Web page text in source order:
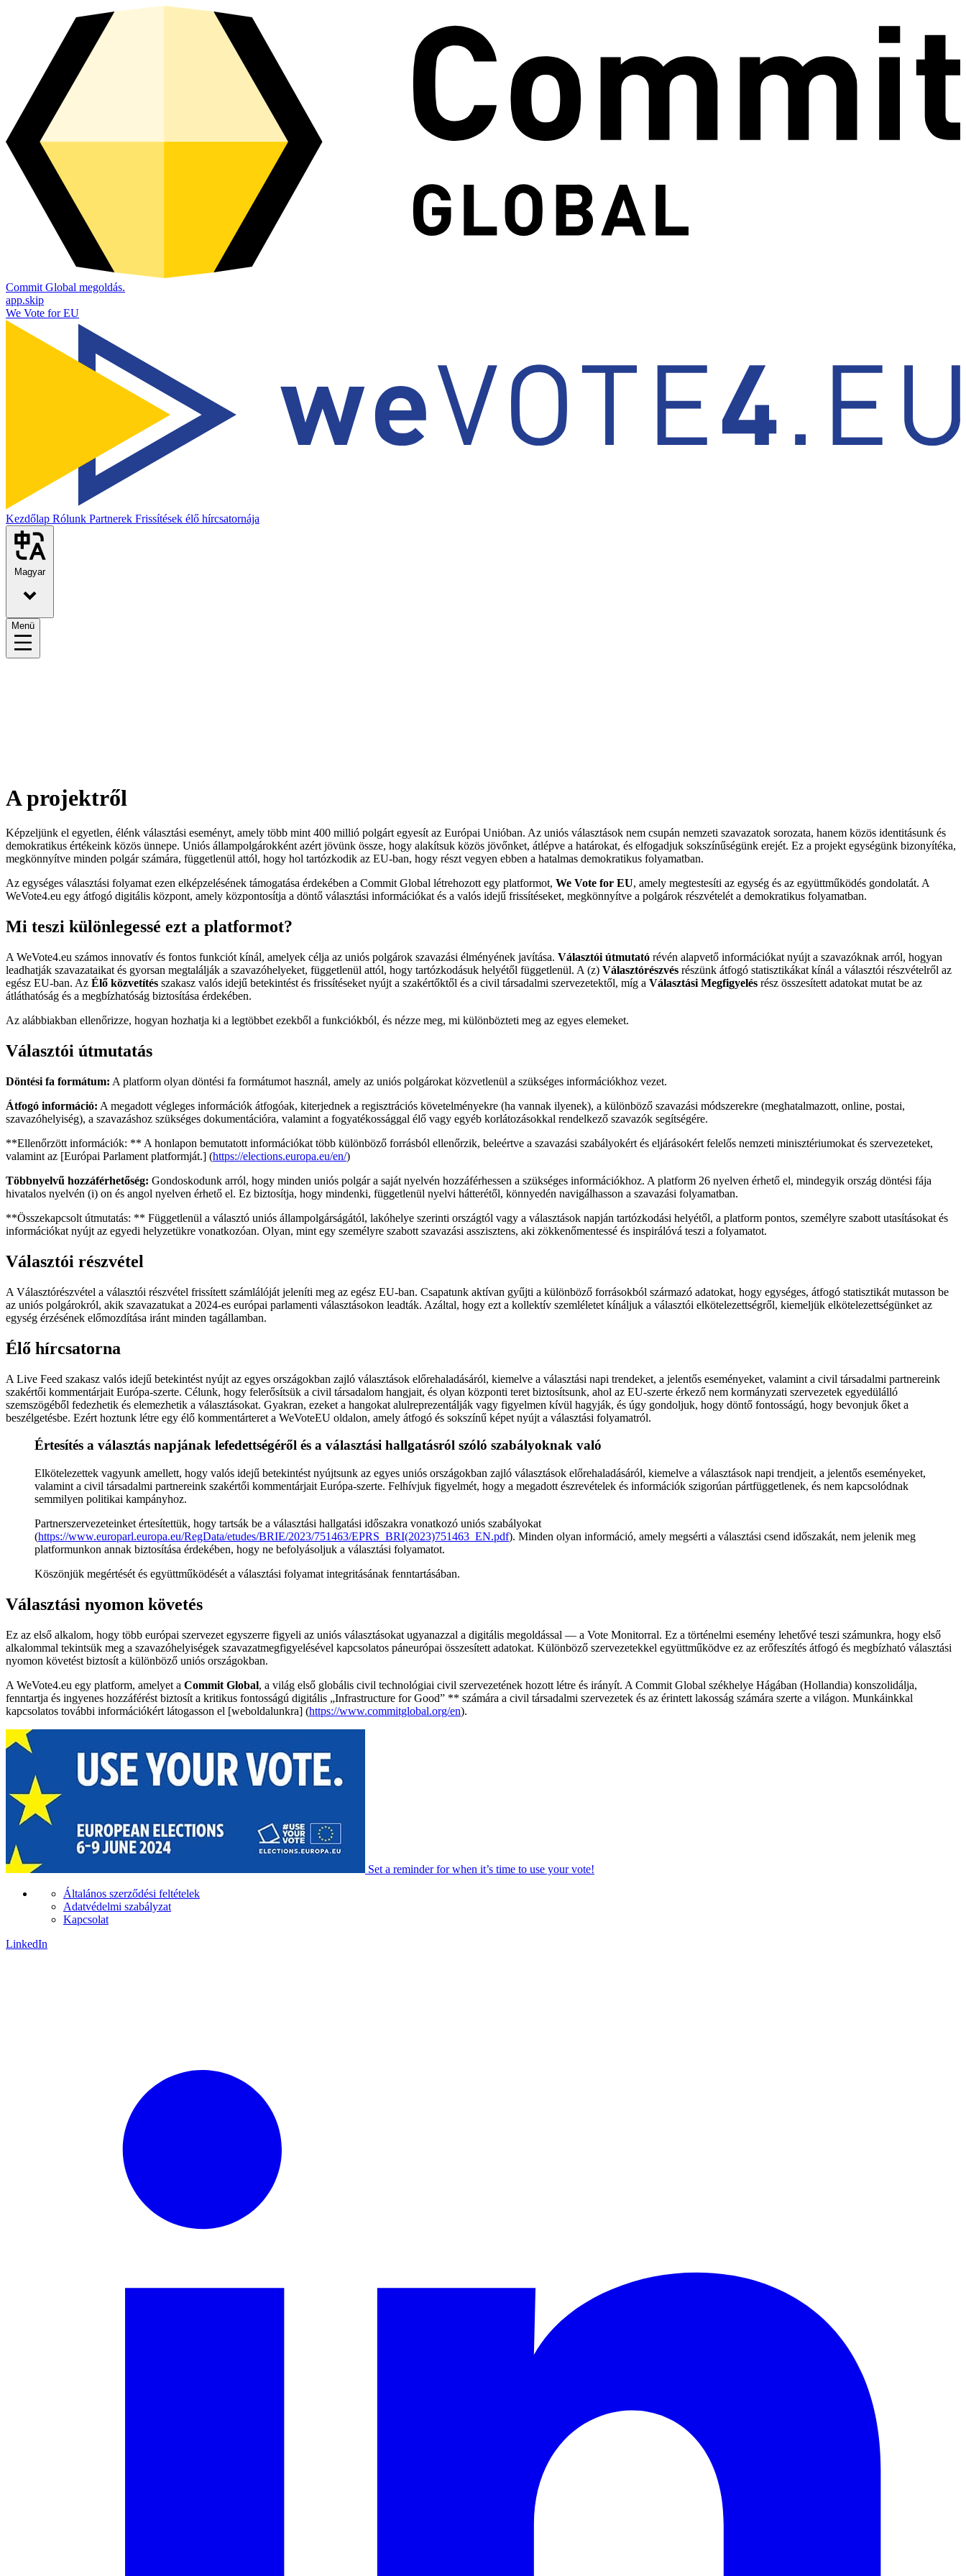
Commit Global megoldás.
app.skip
We Vote for EU
Kezdőlap Rólunk Partnerek Frissítések élő hírcsatornája
Magyar
Menü
A projektről
Képzeljünk el egyetlen, élénk választási eseményt, amely több mint 400 millió polgárt egyesít az Európai Unióban. Az uniós választások nem csupán nemzeti szavazatok sorozata, hanem közös identitásunk és
demokratikus értékeink közös ünnepe. Uniós állampolgárokként azért jövünk össze, hogy alakítsuk közös jövőnket, átlépve a határokat, és elfogadjuk sokszínűségünk erejét. Ez a projekt egységünk bizonyítéka,
megkönnyítve minden polgár számára, függetlenül attól, hogy hol tartózkodik az EU-ban, hogy részt vegyen ebben a hatalmas demokratikus folyamatban.
Az egységes választási folyamat ezen elképzelésének támogatása érdekében a Commit Global létrehozott egy platformot, We Vote for EU, amely megtestesíti az egység és az együttműködés gondolatát. A
WeVote4.eu egy átfogó digitális központ, amely központosítja a döntő választási információkat és a valós idejű frissítéseket, megkönnyítve a polgárok részvételét a demokratikus folyamatban.
Mi teszi különlegessé ezt a platformot?
A WeVote4.eu számos innovatív és fontos funkciót kínál, amelyek célja az uniós polgárok szavazási élményének javítása. Választói útmutató révén alapvető információkat nyújt a szavazóknak arról, hogyan
leadhatják szavazataikat és gyorsan megtalálják a szavazóhelyeket, függetlenül attól, hogy tartózkodásuk helyétől függetlenül. A (z) Választórészvés részünk átfogó statisztikákat kínál a választói részvételről az
egész EU-ban. Az Élő közvetítés szakasz valós idejű betekintést és frissítéseket nyújt a szakértőktől és a civil társadalmi szervezetektől, míg a Választási Megfigyelés rész összesített adatokat mutat be az
átláthatóság és a megbízhatóság biztosítása érdekében.
Az alábbiakban ellenőrizze, hogyan hozhatja ki a legtöbbet ezekből a funkciókból, és nézze meg, mi különbözteti meg az egyes elemeket.
Választói útmutatás
Döntési fa formátum: A platform olyan döntési fa formátumot használ, amely az uniós polgárokat közvetlenül a szükséges információkhoz vezet.
Átfogó információ: A megadott végleges információk átfogóak, kiterjednek a regisztrációs követelményekre (ha vannak ilyenek), a különböző szavazási módszerekre (meghatalmazott, online, postai,
szavazóhelyiség), a szavazáshoz szükséges dokumentációra, valamint a fogyatékossággal élő vagy egyéb korlátozásokkal rendelkező szavazók segítségére.
**Ellenőrzött információk: ** A honlapon bemutatott információkat több különböző forrásból ellenőrzik, beleértve a szavazási szabályokért és eljárásokért felelős nemzeti minisztériumokat és szervezeteket,
valamint az [Európai Parlament platformját.] (https://elections.europa.eu/en/)
Többnyelvű hozzáférhetőség: Gondoskodunk arról, hogy minden uniós polgár a saját nyelvén hozzáférhessen a szükséges információkhoz. A platform 26 nyelven érhető el, mindegyik ország döntési fája
hivatalos nyelvén (i) on és angol nyelven érhető el. Ez biztosítja, hogy mindenki, függetlenül nyelvi hátterétől, könnyedén navigálhasson a szavazási folyamatban.
**Összekapcsolt útmutatás: ** Függetlenül a választó uniós állampolgárságától, lakóhelye szerinti országtól vagy a választások napján tartózkodási helyétől, a platform pontos, személyre szabott utasításokat és
információkat nyújt az egyedi helyzetükre vonatkozóan. Olyan, mint egy személyre szabott szavazási asszisztens, aki zökkenőmentessé és inspirálóvá teszi a folyamatot.
Választói részvétel
A Választórészvétel a választói részvétel frissített számlálóját jeleníti meg az egész EU-ban. Csapatunk aktívan gyűjti a különböző forrásokból származó adatokat, hogy egységes, átfogó statisztikát mutasson be
az uniós polgárokról, akik szavazatukat a 2024-es európai parlamenti választásokon leadták. Azáltal, hogy ezt a kollektív szemléletet kínáljuk a választói elkötelezettségről, kiemeljük elkötelezettségünket az
egység érzésének előmozdítása iránt minden tagállamban.
Élő hírcsatorna
A Live Feed szakasz valós idejű betekintést nyújt az egyes országokban zajló választások előrehaladásáról, kiemelve a választási napi trendeket, a jelentős eseményeket, valamint a civil társadalmi partnereink
szakértői kommentárjait Európa-szerte. Célunk, hogy felerősítsük a civil társadalom hangjait, és olyan központi teret biztosítsunk, ahol az EU-szerte érkező nem kormányzati szervezetek egyedülálló
szemszögéből fedezhetik és elemezhetik a választásokat. Gyakran, ezeket a hangokat alulreprezentálják vagy figyelmen kívül hagyják, és úgy gondoljuk, hogy döntő fontosságú, hogy bevonjuk őket a
beszélgetésbe. Ezért hoztunk létre egy élő kommentárteret a WeVoteEU oldalon, amely átfogó és sokszínű képet nyújt a választási folyamatról.
Értesítés a választás napjának lefedettségéről és a választási hallgatásról szóló szabályoknak való
Elkötelezettek vagyunk amellett, hogy valós idejű betekintést nyújtsunk az egyes uniós országokban zajló választások előrehaladásáról, kiemelve a választások napi trendjeit, a jelentős eseményeket,
valamint a civil társadalmi partnereink szakértői kommentárjait Európa-szerte. Felhívjuk figyelmét, hogy a megadott észrevételek és információk szigorúan pártfüggetlenek, és nem kapcsolódnak
semmilyen politikai kampányhoz.
Partnerszervezeteinket értesítettük, hogy tartsák be a választási hallgatási időszakra vonatkozó uniós szabályokat
(https://www.europarl.europa.eu/RegData/etudes/BRIE/2023/751463/EPRS_BRI(2023)751463_EN.pdf). Minden olyan információ, amely megsérti a választási csend időszakát, nem jelenik meg
platformunkon annak biztosítása érdekében, hogy ne befolyásoljuk a választási folyamatot.
Köszönjük megértését és együttműködését a választási folyamat integritásának fenntartásában.
Választási nyomon követés
Ez az első alkalom, hogy több európai szervezet egyszerre figyeli az uniós választásokat ugyanazzal a digitális megoldással — a Vote Monitorral. Ez a történelmi esemény lehetővé teszi számunkra, hogy első
alkalommal tekintsük meg a szavazóhelyiségek szavazatmegfigyelésével kapcsolatos páneurópai összesített adatokat. Különböző szervezetekkel együttműködve ez az erőfeszítés átfogó és megbízható választási
nyomon követést biztosít a különböző uniós országokban.
A WeVote4.eu egy platform, amelyet a Commit Global, a világ első globális civil technológiai civil szervezetének hozott létre és irányít. A Commit Global székhelye Hágában (Hollandia) konszolidálja,
fenntartja és ingyenes hozzáférést biztosít a kritikus fontosságú digitális „Infrastructure for Good” ** számára a civil társadalmi szervezetek és az érintett lakosság számára szerte a világon. Munkáinkkal
kapcsolatos további információkért látogasson el [weboldalunkra] (https://www.commitglobal.org/en).
Set a reminderfor when it’s time to use your vote!
Általános szerződési feltételek
Adatvédelmi szabályzat
Kapcsolat
LinkedIn